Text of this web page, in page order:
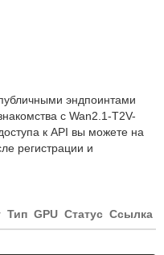
эндпоинтами
с Wan2.1-T2V-
к API вы можете на
регистрации и
Тип GPU Статус Ссылка